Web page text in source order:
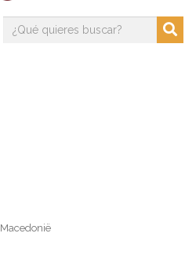
Macedonië